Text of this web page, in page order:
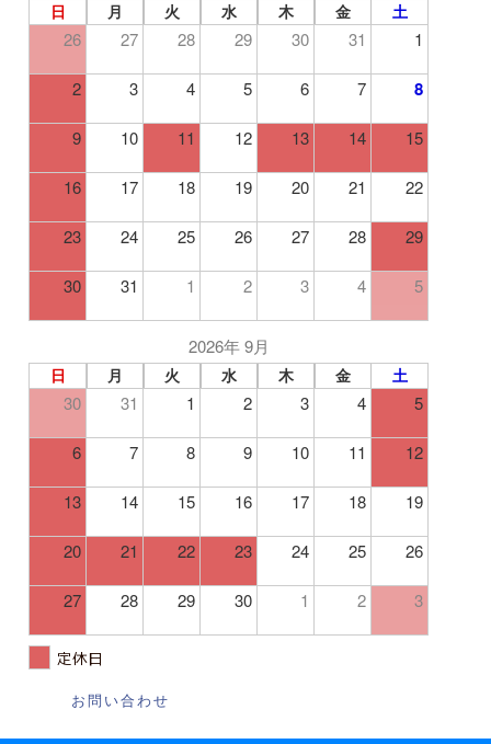
日 月 火 水 木 金 土
26 27 28 29 30 31 1
2 3 4 5 6 7 8
9 10 11 12 13 14 15
16 17 18 19 20 21 22
23 24 25 26 27 28 29
30 31 1 2 3 4 5
2026年 9月
日 月 火 水 木 金 土
30 31 1 2 3 4 5
6 7 8 9 10 11 12
13 14 15 16 17 18 19
20 21 22 23 24 25 26
27 28 29 30 1 2 3
定休日
お問い合わせ